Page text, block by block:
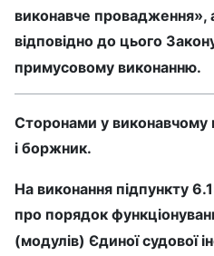
виконавче провадження»,
відповідно до цього
примусовому виконанню.
Сторонами у виконавчому
і боржник.
На виконання підпункту
про порядок
(модулів) Єдиної судової